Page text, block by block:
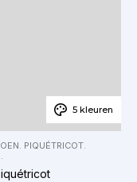
5 kleuren
PIQUÉTRICOT.